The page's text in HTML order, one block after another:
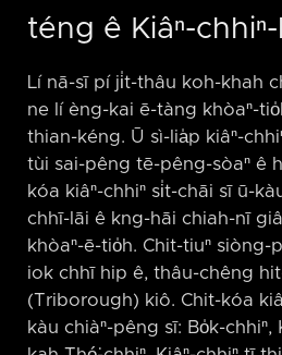
téng ê Kiâⁿ-
Lí nā-sī pí ji̍t-thâu koh-khah
ne lí èng-kai ē-tàng khòaⁿ-
thian-kéng. Ū sì-lia̍p kiâⁿ-
tùi sai-pêng tē-pêng-sòaⁿ ê
kóa kiâⁿ-chhiⁿ si̍t-chāi sī ū-
chhī-lāi ê kng-hāi chiah-nī
khòaⁿ-ē-tio̍h. Chit-tiuⁿ siòng-
iok chhī hip ê, thâu-chêng
(Triborough) kiô. Chit-kóa
kàu chiàⁿ-pêng sī: Bo̍k-chhiⁿ,